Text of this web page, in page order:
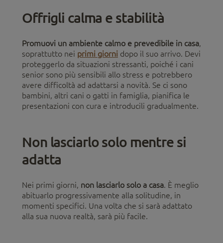
Offrigli calma e stabilità
Promuovi un ambiente calmo e prevedibile in casa,
soprattutto nei primi giorni dopo il suo arrivo. Devi
proteggerlo da situazioni stressanti, poiché i cani
senior sono più sensibili allo stress e potrebbero
avere difficoltà ad adattarsi a novità. Se ci sono
bambini, altri cani o gatti in famiglia, pianifica le
presentazioni con cura e introducili gradualmente.
Non lasciarlo solo mentre si
adatta
Nei primi giorni, non lasciarlo solo a casa. È meglio
abituarlo progressivamente alla solitudine, in
momenti specifici. Una volta che si sarà adattato
alla sua nuova realtà, sarà più facile.